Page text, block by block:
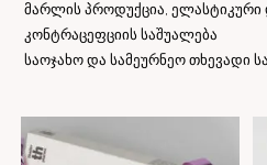
მარლის პროდუქცია, ელასტიკური
კონტრაცეფციის საშუალება
საოჯახო და სამეურნეო თხევადი